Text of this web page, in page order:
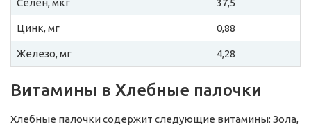
Селен, мкг 37,5
Цинк, мг 0,88
Железо, мг 4,28
Витамины в Хлебные палочки
Хлебные палочки содержит следующие витамины: Зола,